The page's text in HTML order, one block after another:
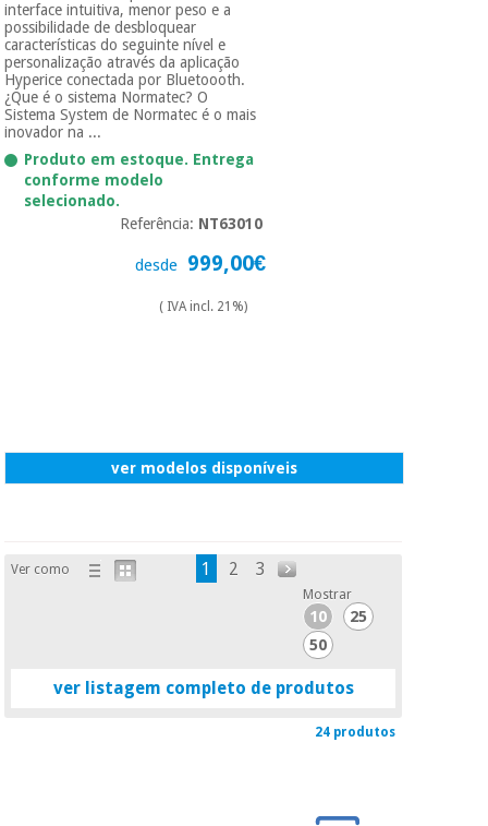
interface intuitiva, menor peso e a
possibilidade de desbloquear
características do seguinte nível e
personalização através da aplicação
Hyperice conectada por Bluetoooth.
¿Que é o sistema Normatec? O
Sistema System de Normatec é o mais
inovador na ...
Produto em estoque. Entrega
conforme modelo
selecionado.
Referência: NT63010
desde 999,00€
( IVA incl. 21%)
ver modelos disponíveis
Ver como 1 2 3
Mostrar
10
25
50
ver listagem completo de produtos
24 produtos